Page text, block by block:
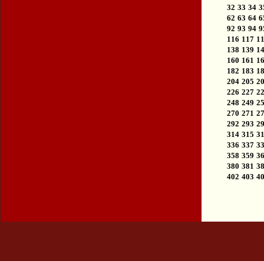
32 33 34
62 63 64
92 93 94
116 117
138 139
160 161
182 183
204 205
226 227
248 249
270 271
292 293
314 315
336 337
358 359
380 381
402 403